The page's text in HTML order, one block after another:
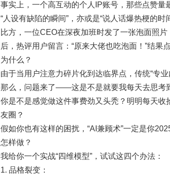
事实上，一个高互动的个人IP账号，那些点赞
“人设有缺陷的瞬间”，亦或是“说人话爆热梗的时间
比方，一位CEO在深夜加班时发了一张泡面照
后，热评用户留言：“原来大佬也吃泡面！”结果
为什么？
由于当用户注意力碎片化到达临界点，传统“专
那么，问题来了——这是不是就要我每天去思考
你是不是感觉做这件事费劲又头秃？明明每天
友圈？
假如你也有这样的困扰，“AI兼顾术”一定是你
怎样做？
我给你一个实战“四维模型”，试试这四个办法：
1. 品格裂变：